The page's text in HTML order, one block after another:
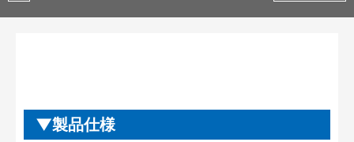
製品仕様